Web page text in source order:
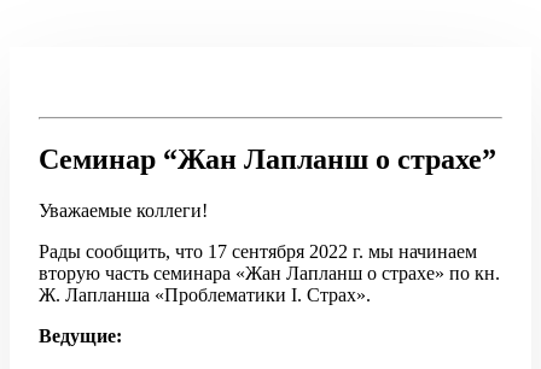
Семинар “Жан Лапланш о страхе”
Уважаемые коллеги!
Рады сообщить, что 17 сентября 2022 г. мы начинаем
вторую часть семинара «Жан Лапланш о страхе» по кн.
Ж. Лапланша «Проблематики I. Страх».
Ведущие: